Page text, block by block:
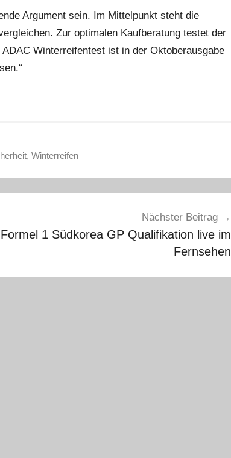
Argument sein. Im Mittelpunkt steht die
Zur optimalen Kaufberatung testet der
Winterreifentest ist in der Oktoberausgabe
, Winterreifen
Nächster Beitrag
Formel 1 Südkorea GP Qualifikation live im
Fernsehen